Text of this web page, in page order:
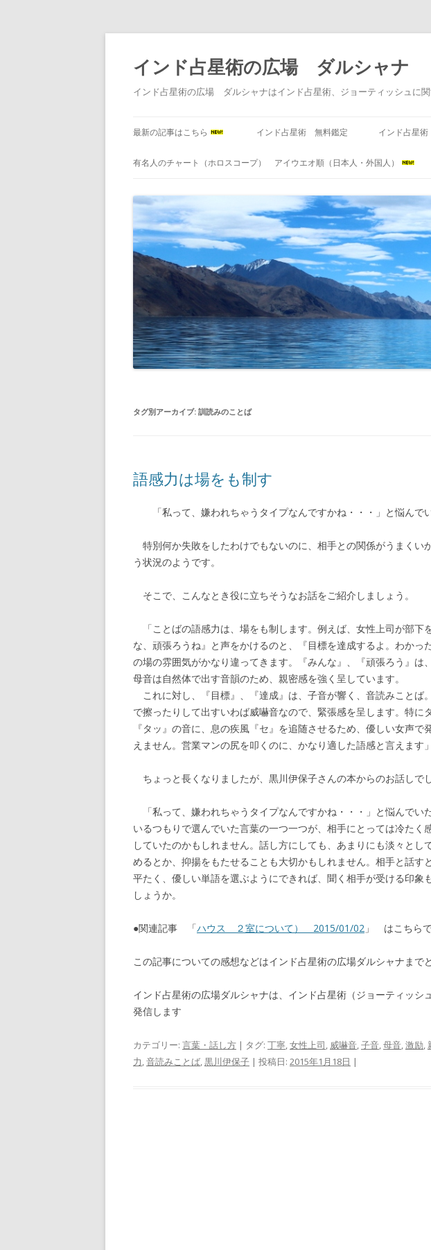
インド占星術の広場 ダルシャナ
インド占星術の広場 ダルシャナはインド占星術、ジョーティッシュに
最新の記事はこちら インド占星術 無料鑑定 インド占星
有名人のチャート（ホロスコープ） アイウエオ順（日本人・外国人）
タグ別アーカイブ: 訓読みのことば
語感力は場をも制す
「私って、嫌われちゃうタイプなんですかね・・・」と悩んでい
特別何か失敗をしたわけでもないのに、相手との関係がうまくい
う状況のようです。
そこで、こんなとき役に立ちそうなお話をご紹介しましょう。
「ことばの語感力は、場をも制します。例えば、女性上司が部下
な、頑張ろうね』と声をかけるのと、『目標を達成するよ。わかっ
の場の雰囲気がかなり違ってきます。『みんな』、『頑張ろう』は
母音は自然体で出す音韻のため、親密感を強く呈しています。
これに対し、『目標』、『達成』は、子音が響く、音読みことば
で擦ったりして出すいわば威嚇音なので、緊張感を呈します。特に
『タッ』の音に、息の疾風『セ』を追随させるため、優しい女声
えません。営業マンの尻を叩くのに、かなり適した語感と言えます」
ちょっと長くなりましたが、黒川伊保子さんの本からのお話しでし
「私って、嫌われちゃうタイプなんですかね・・・」と悩んでい
いるつもりで選んでいた言葉の一つ一つが、相手にとっては冷たく
していたのかもしれません。話し方にしても、あまりにも淡々とし
めるとか、抑揚をもたせることも大切かもしれません。相手と話す
平たく、優しい単語を選ぶようにできれば、聞く相手が受ける印象
しょうか。
●関連記事 「ハウス ２室について） 2015/01/02 」 はこちらで
この記事についての感想などはインド占星術の広場ダルシャナま
インド占星術の広場ダルシャナは、インド占星術（ジョーティッシ
発信します
カテゴリー: 言葉・話し方 | タグ: 丁寧,女性上司, 威嚇音,子音,母音,激励,
力,音読みことば,黒川伊保子 | 投稿日: 2015年1月18日 |